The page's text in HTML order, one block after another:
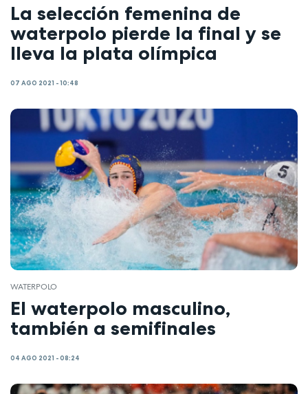
La selección femenina de
waterpolo pierde la final y se
lleva la plata olímpica
07 AGO 2021 - 10:48
WATERPOLO
El waterpolo masculino,
también a semifinales
04 AGO 2021 - 08:24